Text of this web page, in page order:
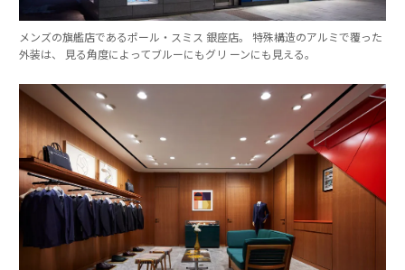
メンズの旗艦店であるポール・スミス 銀座店。 特殊構造のアルミで覆った
外装は、 見る角度によってブルーにもグリ ーンにも見える。